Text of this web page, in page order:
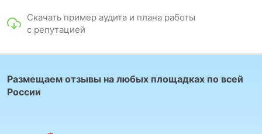
Скачать пример аудита и плана работы
с репутацией
Размещаем отзывы на любых площадках по всей
России